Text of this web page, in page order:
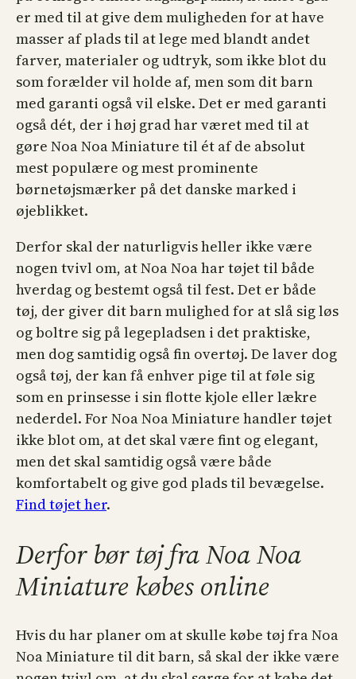
er med til at give dem muligheden for at have
masser af plads til at lege med blandt andet
farver, materialer og udtryk, som ikke blot du
som forælder vil holde af, men som dit barn
med garanti også vil elske. Det er med garanti
også dét, der i høj grad har været med til at
gøre Noa Noa Miniature til ét af de absolut
mest populære og mest prominente
børnetøjsmærker på det danske marked i
øjeblikket.
Derfor skal der naturligvis heller ikke være
nogen tvivl om, at Noa Noa har tøjet til både
hverdag og bestemt også til fest. Det er både
tøj, der giver dit barn mulighed for at slå sig løs
og boltre sig på legepladsen i det praktiske,
men dog samtidig også fin overtøj. De laver dog
også tøj, der kan få enhver pige til at føle sig
som en prinsesse i sin flotte kjole eller lækre
nederdel. For Noa Noa Miniature handler tøjet
ikke blot om, at det skal være fint og elegant,
men det skal samtidig også være både
komfortabelt og give god plads til bevægelse.
Find tøjet her.
Derfor bør tøj fra Noa Noa
Miniature købes online
Hvis du har planer om at skulle købe tøj fra Noa
Noa Miniature til dit barn, så skal der ikke være